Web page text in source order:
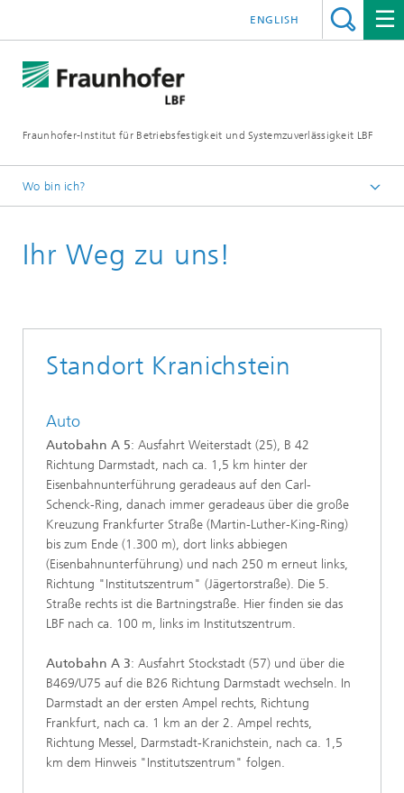
Fraunhofer-Institut für Betriebsfestigkeit und Systemzuverlässigkeit LBF
ENGLISH
Wo bin ich?
Kontakt & Standorte
Ihr Weg zu uns!
Standort Kranichstein
Auto
Autobahn A 5: Ausfahrt Weiterstadt (25), B 42
Richtung Darmstadt, nach ca. 1,5 km hinter der
Eisenbahnunterführung geradeaus auf den Carl-
Schenck-Ring, danach immer geradeaus über die große
Kreuzung Frankfurter Straße (Martin-Luther-King-Ring)
bis zum Ende (1.300 m), dort links abbiegen
(Eisenbahnunterführung) und nach 250 m erneut links,
Richtung "Institutszentrum" (Jägertorstraße). Die 5.
Straße rechts ist die Bartningstraße. Hier finden sie das
LBF nach ca. 100 m, links im Institutszentrum.
Autobahn A 3: Ausfahrt Stockstadt (57) und über die
B469/U75 auf die B26 Richtung Darmstadt wechseln. In
Darmstadt an der ersten Ampel rechts, Richtung
Frankfurt, nach ca. 1 km an der 2. Ampel rechts,
Richtung Messel, Darmstadt-Kranichstein, nach ca. 1,5
km dem Hinweis "Institutszentrum" folgen.